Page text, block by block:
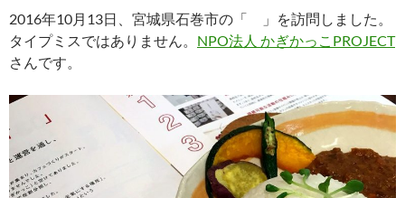
2016年10月13日、宮城県石巻市の「 」を訪問しました。
タイプミスではありません。 NPO法人 かぎかっこPROJECT
さんです。